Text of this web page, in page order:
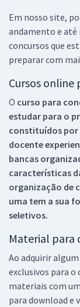
Em nosso site,
andamento e até
concursos que
preparar com
Cursos online
O curso para
estudar para o
constituídos por
docente
bancas
características
organização de
uma tem a sua
seletivos.
Material para
Ao adquirir
exclusivos para o
materiais com
para download e